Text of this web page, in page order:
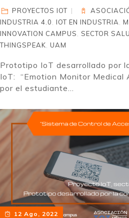
PROYECTOS IOT
INDUSTRIA 4.0
IOT EN INDUSTRIA
INNOVATION CAMPUS
SECTOR
THINGSPEAK
UAM
Prototipo IoT desarrollado por
IoT: “Emotion Monitor Medical
por el estudiante...
12 Ago, 2022